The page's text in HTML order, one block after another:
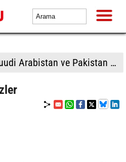
Türkiye, Suudi Arabistan ve Pakistan üçlü savunma anlaşması imzalayacak